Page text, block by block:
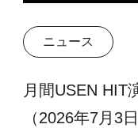
ニュース
月間USEN HIT
（2026年7月3